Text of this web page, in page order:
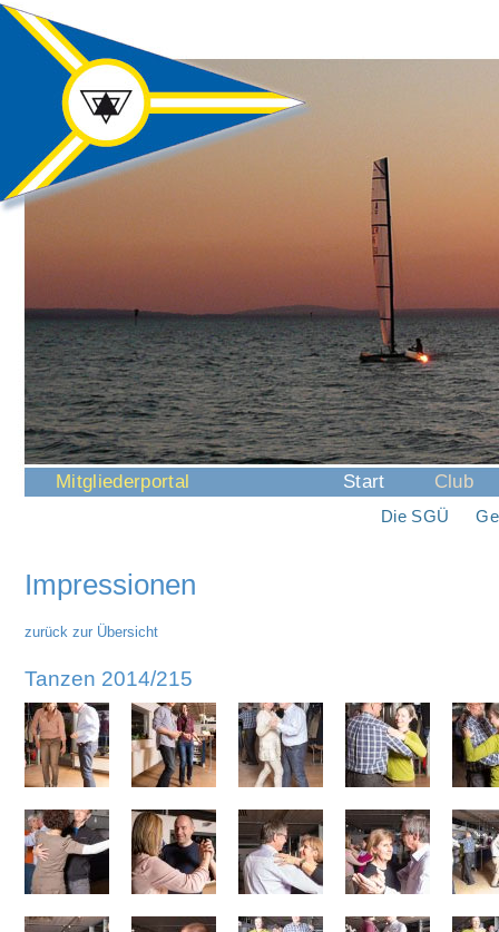
Navigation
Start Club
Die SGÜ
Mitgliederportal
Impressionen
zurück zur Übersicht
Tanzen 2014/215